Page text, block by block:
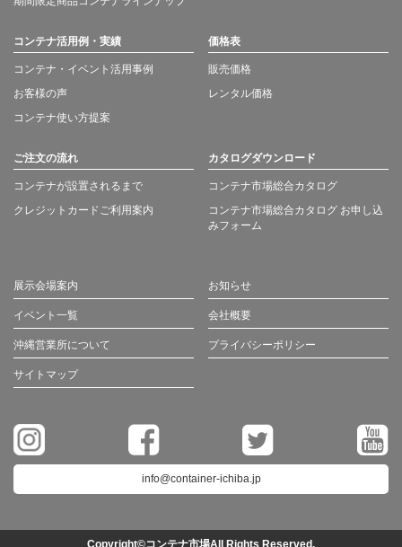
コンテナ活用例・実績
コンテナ・イベント活用事例
お客様の声
コンテナ使い方提案
価格表
販売価格
レンタル価格
ご注文の流れ
コンテナが設置されるまで
クレジットカードご利用案内
カタログダウンロード
コンテナ市場総合カタログ
コンテナ市場総合カタログ お申し込
みフォーム
展示会場案内 お知らせ
イベント一覧 会社概要
沖縄営業所について プライバシーポリシー
サイトマップ
info@container-ichiba.jp